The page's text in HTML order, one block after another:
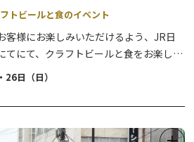
す！
から花火を楽しめます。
トビールと食のイベント
客様にお楽しみいただけるよう、JR日
てにて、クラフトビールと食をお楽しみ
します。
日（日）※雨天決行
26日（日）